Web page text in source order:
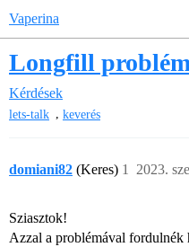
Vaperina
Longfill
Kérdések
lets-talk , keverés
domiani82 (Keres) 2023.
1
Sziasztok!
Azzal a problémával fordulnék